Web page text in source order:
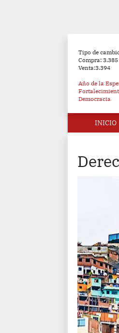
Tipo de
Compra: 3.385
Venta:3.394
Año de la
Democracia
INICIO